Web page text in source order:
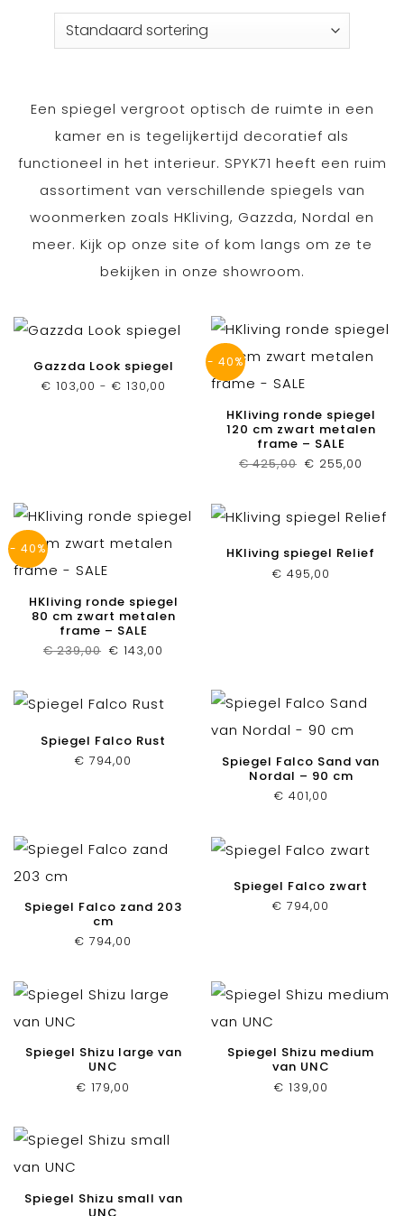
Een spiegel vergroot optisch de ruimte in een
kamer en is tegelijkertijd decoratief als
functioneel in het interieur. SPYK71 heeft een ruim
assortiment van verschillende spiegels van
woonmerken zoals HKliving, Gazzda, Nordal en
meer. Kijk op onze site of kom langs om ze te
bekijken in onze showroom.
Gazzda Look spiegel
€ 103,00 - € 130,00 Prijsklasse:
- 40%
HKliving ronde spiegel
120 cm zwart metalen
frame – SALE
€425,00 € 255,00
- 40%
HKliving ronde spiegel
80 cm zwart metalen
frame – SALE
€239,00 Oorspronkelijke
€ 143,00
HKliving spiegel Relief
€ 495,00
Spiegel Falco Rust
€ 794,00
Spiegel Falco Sand van
Nordal – 90 cm
€ 401,00
Spiegel Falco zand 203
cm
€ 794,00
Spiegel Falco zwart
€ 794,00
Spiegel Shizu large van
UNC
€ 179,00
Spiegel Shizu medium
van UNC
€ 139,00
Spiegel Shizu small van
UNC